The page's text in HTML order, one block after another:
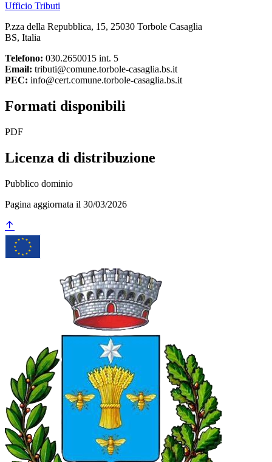
Ufficio Tributi
P.zza della Repubblica, 15, 25030 Torbole Casaglia
BS, Italia
Telefono: 030.2650015 int. 5
Email: tributi@comune.torbole-casaglia.bs.it
PEC: info@cert.comune.torbole-casaglia.bs.it
Formati disponibili
PDF
Licenza di distribuzione
Pubblico dominio
Pagina aggiornata il 30/03/2026